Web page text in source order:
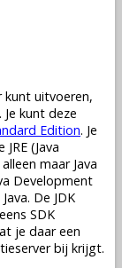
kunt uitvoeren,
kunt deze
Edition. Je
(Java
maar Java
Development
De JDK
SDK
je daar een
bij krijgt.